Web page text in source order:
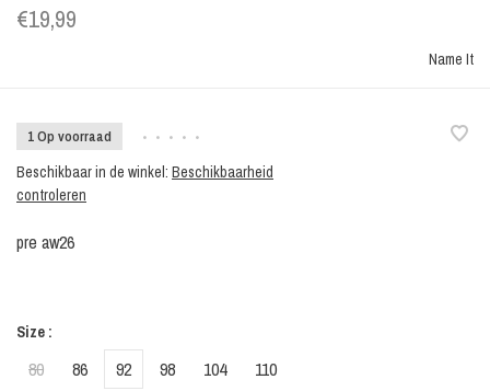
€19,99
Name It
1 Op voorraad • • • • •
Beschikbaar in de winkel: Beschikbaarheid
controleren
pre aw26
Size :
80 86 92 98 104 110